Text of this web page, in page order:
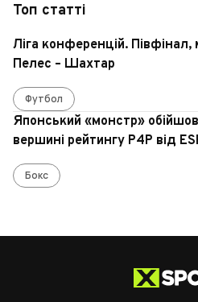
Топ статті
Ліга конференцій. Півфінал,
Пелес – Шахтар
Футбол
Японський «монстр»
вершині рейтингу P4P від
Бокс